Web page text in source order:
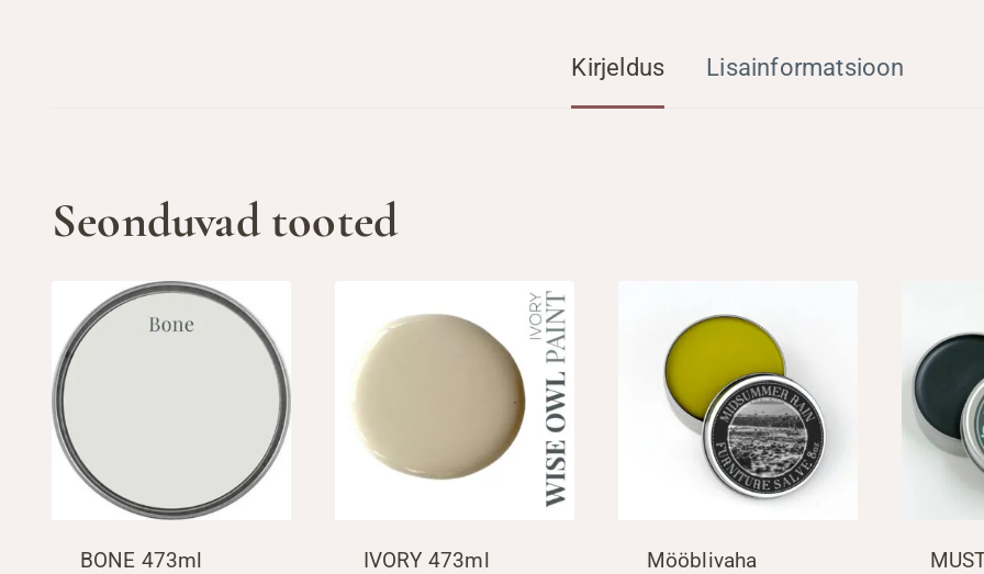
Kirjeldus Lisainformatsioon
Seonduvad tooted
BONE 473ml IVORY 473ml
Mööblivaha